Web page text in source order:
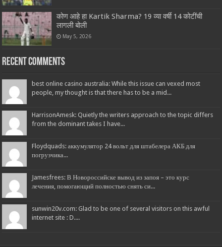
कोण आहे हा Kartik Sharma? 19 व्या वर्षी 14 कोटींची
लागली बोली
May 5, 2026
Recent Comments
best online casino australia: While this issue can vexed most
people, my thought is that there has to be a mid...
HarrisonAmesk: Quietly the writers approach to the topic differs
from the dominant takes I have...
Floydquads: аккумулятор 24 вольт для штабелера АКБ для
погрузчика...
Jamesfrees: В Новороссийске вывод из запоя – это курс
лечения, помогающий полностью снять си...
sunwin20v.com: Glad to be one of several visitors on this awful
internet site : D....